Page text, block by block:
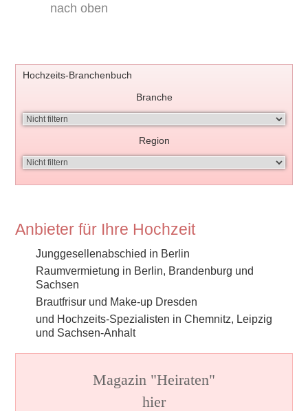
nach oben
Hochzeits-Branchenbuch
Branche
Region
Anbieter für Ihre Hochzeit
Junggesellenabschied in Berlin
Raumvermietung in Berlin, Brandenburg und
Sachsen
Brautfrisur und Make-up Dresden
und Hochzeits-Spezialisten in Chemnitz, Leipzig
und Sachsen-Anhalt
Magazin "Heiraten"
hier